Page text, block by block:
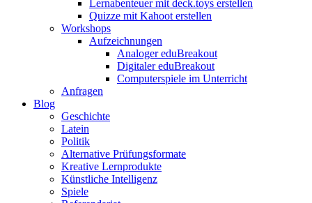
Lernabenteuer mit deck.toys erstellen
Quizze mit Kahoot erstellen
Workshops
Aufzeichnungen
Analoger eduBreakout
Digitaler eduBreakout
Computerspiele im Unterricht
Anfragen
Blog
Geschichte
Latein
Politik
Alternative Prüfungsformate
Kreative Lernprodukte
Künstliche Intelligenz
Spiele